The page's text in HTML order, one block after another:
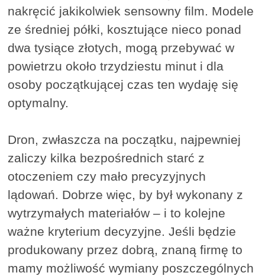
nakręcić jakikolwiek sensowny film. Modele
ze średniej półki, kosztujące nieco ponad
dwa tysiące złotych, mogą przebywać w
powietrzu około trzydziestu minut i dla
osoby początkującej czas ten wydaję się
optymalny.
Dron, zwłaszcza na początku, najpewniej
zaliczy kilka bezpośrednich starć z
otoczeniem czy mało precyzyjnych
lądowań. Dobrze więc, by był wykonany z
wytrzymałych materiałów – i to kolejne
ważne kryterium decyzyjne. Jeśli będzie
produkowany przez dobrą, znaną firmę to
mamy możliwość wymiany poszczególnych